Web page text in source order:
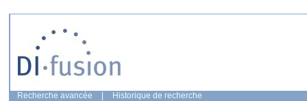
Recherche avancée Historique de recherche